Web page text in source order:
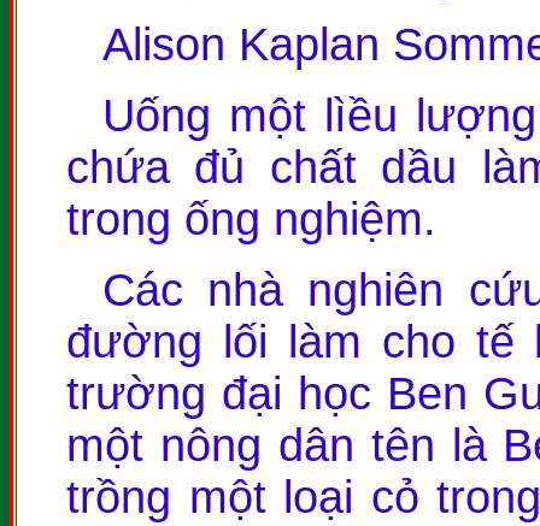
Alison Kaplan
Uống một lìều
chứa đủ chất dầu
trong ống nghiệm.
Các nhà nghiên
đường lối làm cho tế
trường đại học Ben
một nông dân tên là
trồng một loại cỏ